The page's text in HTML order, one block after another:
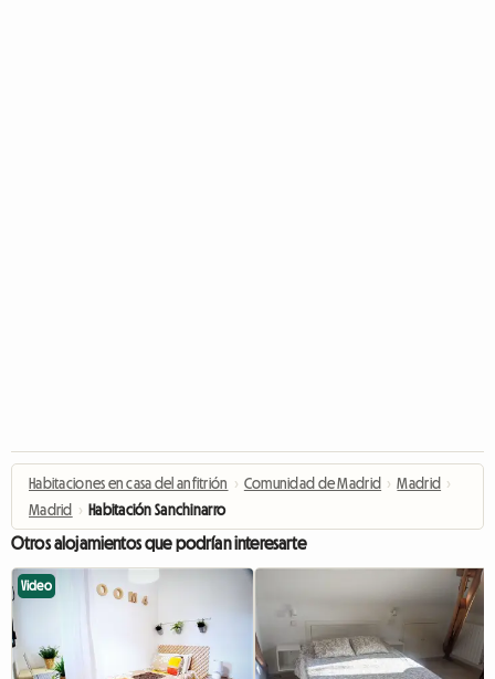
Habitaciones en casa del anfitrión › Comunidad de Madrid › Madrid ›
Madrid
› Habitación Sanchinarro
Otros alojamientos que podrían interesarte
Video